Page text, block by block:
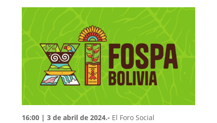
16:00 | 3 de abril de 2024.- El Foro Social